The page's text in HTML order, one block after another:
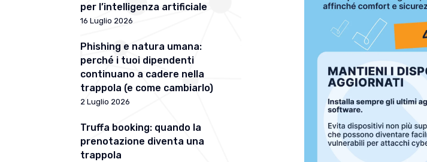
per l’intelligenza artificiale
16 Luglio 2026
Phishing e natura umana:
perché i tuoi dipendenti
continuano a cadere nella
trappola (e come cambiarlo)
2 Luglio 2026
Truffa booking: quando la
prenotazione diventa una
trappola